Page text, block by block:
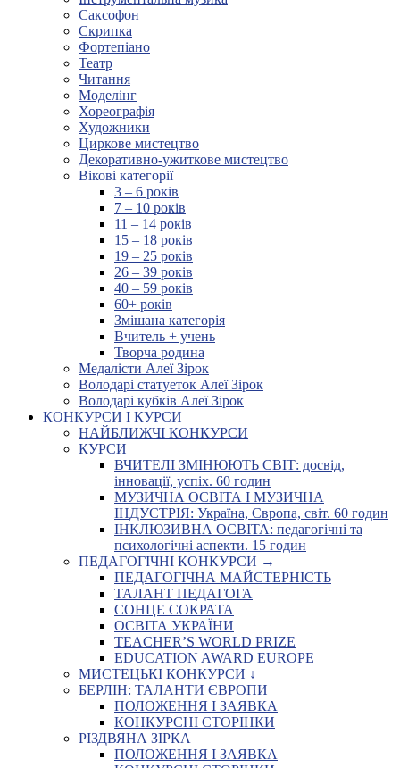
Саксофон
Скрипка
Фортепіано
Театр
Читання
Моделінг
Хореографія
Художники
Циркове мистецтво
Декоративно-ужиткове мистецтво
Вікові категорії
3 – 6 років
7 – 10 років
11 – 14 років
15 – 18 років
19 – 25 років
26 – 39 років
40 – 59 років
60+ років
Змішана категорія
Вчитель + учень
Творча родина
Медалісти Алеї Зірок
Володарі статуеток Алеї Зірок
Володарі кубків Алеї Зірок
КОНКУРСИ І КУРСИ
НАЙБЛИЖЧІ КОНКУРСИ
КУРСИ
ВЧИТЕЛІ ЗМІНЮЮТЬ СВІТ: досвід,
інновації, успіх. 60 годин
МУЗИЧНА ОСВІТА І МУЗИЧНА
ІНДУСТРІЯ: Україна, Європа, світ. 60 годин
ІНКЛЮЗИВНА ОСВІТА: педагогічні та
психологічні аспекти. 15 годин
ПЕДАГОГІЧНІ КОНКУРСИ →
ПЕДАГОГІЧНА МАЙСТЕРНІСТЬ
ТАЛАНТ ПЕДАГОГА
СОНЦЕ СОКРАТА
ОСВІТА УКРАЇНИ
TEACHER’S WORLD PRIZE
EDUCATION AWARD EUROPE
МИСТЕЦЬКІ КОНКУРСИ ↓
БЕРЛІН: ТАЛАНТИ ЄВРОПИ
ПОЛОЖЕННЯ І ЗАЯВКА
КОНКУРСНІ СТОРІНКИ
РІЗДВЯНА ЗІРКА
ПОЛОЖЕННЯ І ЗАЯВКА